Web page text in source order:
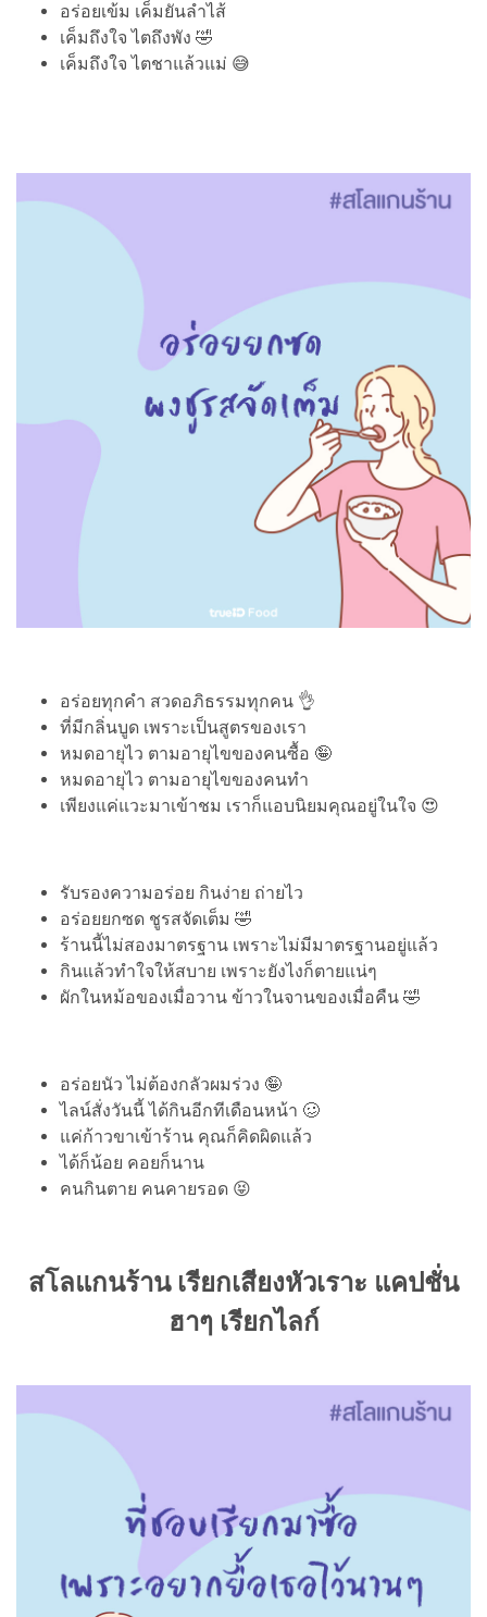
อร่อยเข้ม เค็มยันลำไส้
เค็มถึงใจ ไตถึงพัง 🤣
เค็มถึงใจ ไตชาแล้วแม่ 😅
อร่อยทุกคำ สวดอภิธรรมทุกคน 👌
ที่มีกลิ่นบูด เพราะเป็นสูตรของเรา
หมดอายุไว ตามอายุไขของคนซื้อ 🤪
หมดอายุไว ตามอายุไขของคนทำ
เพียงแค่แวะมาเข้าชม เราก็แอบนิยมคุณอยู่ในใจ 😍
รับรองความอร่อย กินง่าย ถ่ายไว
อร่อยยกซด ชูรสจัดเต็ม 🤣
ร้านนี้ไม่สองมาตรฐาน เพราะไม่มีมาตรฐานอยู่แล้ว
กินแล้วทำใจให้สบาย เพราะยังไงก็ตายแน่ๆ
ผักในหม้อของเมื่อวาน ข้าวในจานของเมื่อคืน 🤣
อร่อยนัว ไม่ต้องกลัวผมร่วง 🤪
ไลน์สั่งวันนี้ ได้กินอีกทีเดือนหน้า 🥴
แค่ก้าวขาเข้าร้าน คุณก็คิดผิดแล้ว
ได้ก็น้อย คอยก็นาน
คนกินตาย คนคายรอด 😝
สโลแกนร้าน เรียกเสียงหัวเราะ แคปชั่น
ฮาๆ เรียกไลก์